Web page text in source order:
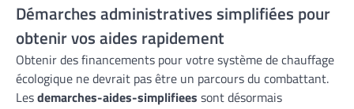
Démarches administratives simplifiées pour
obtenir vos aides rapidement
Obtenir des financements pour votre système de chauffage
écologique ne devrait pas être un parcours du combattant.
Lesdemarches-aides-simplifiees sont désormais